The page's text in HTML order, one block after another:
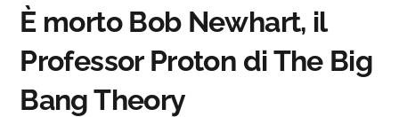
È morto Bob Newhart, il
Professor Proton di The Big
Bang Theory